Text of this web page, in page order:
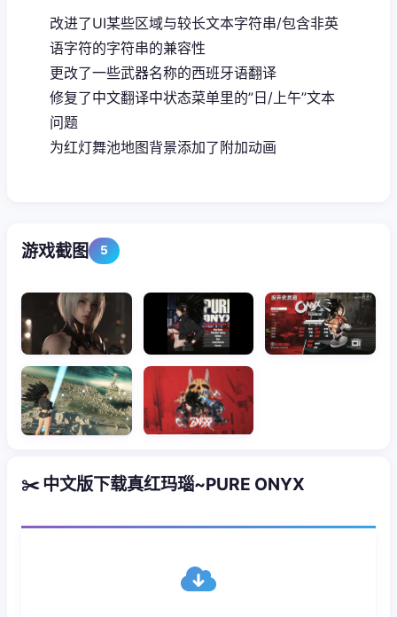
改进了UI某些区域与较长文本字符串/包含非英
语字符的字符串的兼容性
更改了一些武器名称的西班牙语翻译
修复了中文翻译中状态菜单里的”日/上午”文本
问题
为红灯舞池地图背景添加了附加动画
游戏截图 5
✂️ 中文版下载真红玛瑙~PURE ONYX